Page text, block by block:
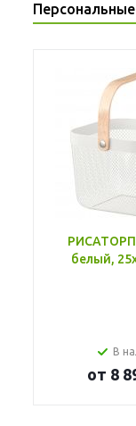
РИСАТОРП
белый,
В
от 8